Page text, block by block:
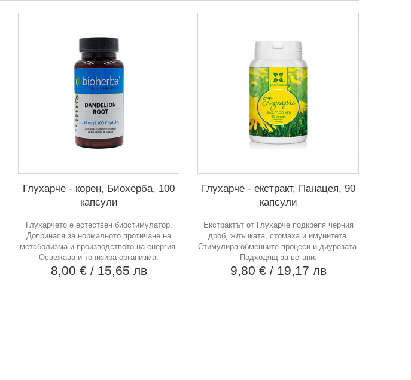
Глухарче - корен, Биохерба, 100
капсули
Глухарчето е естествен биостимулатор.
Допринася за нормалното протичане на
метаболизма и производството на енергия.
Освежава и тонизира организма.
8,00 € / 15,65 лв
Глухарче - екстракт, Панацея, 90
капсули
Екстрактът от Глухарче подкрепя черния
дроб, жлъчката, стомаха и имунитета.
Стимулира обменните процеси и диурезата.
Подходящ за вегани.
9,80 € / 19,17 лв